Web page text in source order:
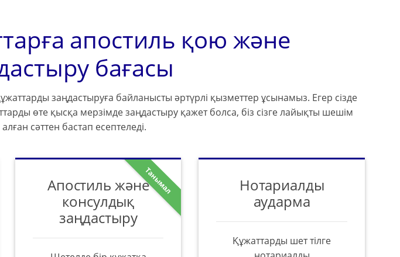
апостиль қою және
бағасы
құжаттарды заңдастыруға байланысты әртүрлі қызметтер ұсынамыз. Егер сізде
өте қысқа мерзімде заңдастыру қажет болса, біз сізге лайықты шешім
сәттен бастап есептеледі.
Танымал
Апостиль және
консулдық
заңдастыру
Нотариалды
аударма
Құжаттарды шет тілге